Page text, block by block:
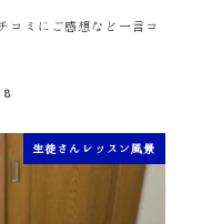
コミにご感想など一言コ
生徒さんレッスン風景